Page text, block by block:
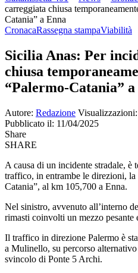
carreggiata chiusa
Catania” a Enna
CronacaRassegna stampaViabilità
Sicilia Anas: Per
chiusa
“Palermo-Catania” a
Autore: Redazione
Pubblicato il: 11/04/2025
Share
SHARE
A causa di un incidente stradale, è
traffico, in entrambe le direzioni,
Catania”, al km 105,700 a Enna.
Nel sinistro, avvenuto all’interno
rimasti coinvolti un mezzo pesante
Il traffico in direzione Palermo è
a Mulinello, su percorso
svincolo di Ponte 5 Archi.